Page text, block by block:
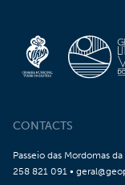
CONTACTS
Passeio das Mordomas
258 821 091 •